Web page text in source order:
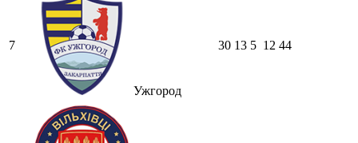
7
Ужгород
30 13 5 12 44